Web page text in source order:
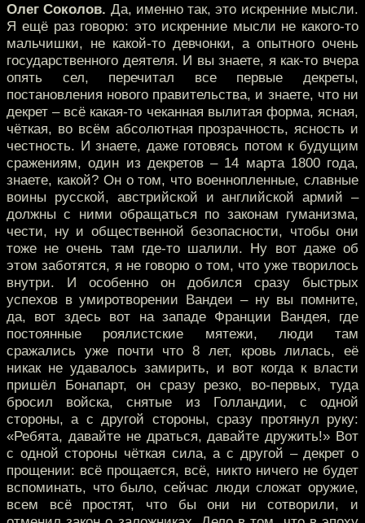
Олег Соколов. Да, именно так, это искренние мысли.
Я ещё раз говорю: это искренние мысли не какого-то
мальчишки, не какой-то девчонки, а опытного очень
государственного деятеля. И вы знаете, я как-то вчера
опять сел, перечитал все первые декреты,
постановления нового правительства, и знаете, что ни
декрет – всё какая-то чеканная вылитая форма, ясная,
чёткая, во всём абсолютная прозрачность, ясность и
честность. И знаете, даже готовясь потом к будущим
сражениям, один из декретов – 14 марта 1800 года,
знаете, какой? Он о том, что военнопленные, славные
воины русской, австрийской и английской армий –
должны с ними обращаться по законам гуманизма,
чести, ну и общественной безопасности, чтобы они
тоже не очень там где-то шалили. Ну вот даже об
этом заботятся, я не говорю о том, что уже творилось
внутри. И особенно он добился сразу быстрых
успехов в умиротворении Вандеи – ну вы помните,
да, вот здесь вот на западе Франции Вандея, где
постоянные роялистские мятежи, люди там
сражались уже почти что 8 лет, кровь лилась, её
никак не удавалось замирить, и вот когда к власти
пришёл Бонапарт, он сразу резко, во-первых, туда
бросил войска, снятые из Голландии, с одной
стороны, а с другой стороны, сразу протянул руку:
«Ребята, давайте не драться, давайте дружить!» Вот
с одной стороны чёткая сила, а с другой – декрет о
прощении: всё прощается, всё, никто ничего не будет
вспоминать, что было, сейчас люди сложат оружие,
всем всё простят, что бы они ни сотворили, и